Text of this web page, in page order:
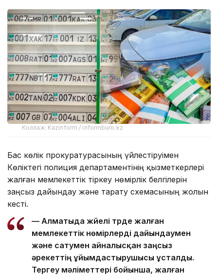
Коллаж: Kazinform / informburo.kz
Бас көлік прокуратурасының үйлестіруімен
Көліктегі полиция департаментінің қызметкерлері
жалған мемлекеттік тіркеу нөмірлік белгілерін
заңсыз дайындау және тарату схемасының жолын
кесті.
— Алматыда жүйелі түрде жалған
мемлекеттік нөмірлерді дайындаумен
және сатумен айналысқан заңсыз
әрекеттің ұйымдастырушысы ұсталды.
Тергеу мәліметтері бойынша, жалған